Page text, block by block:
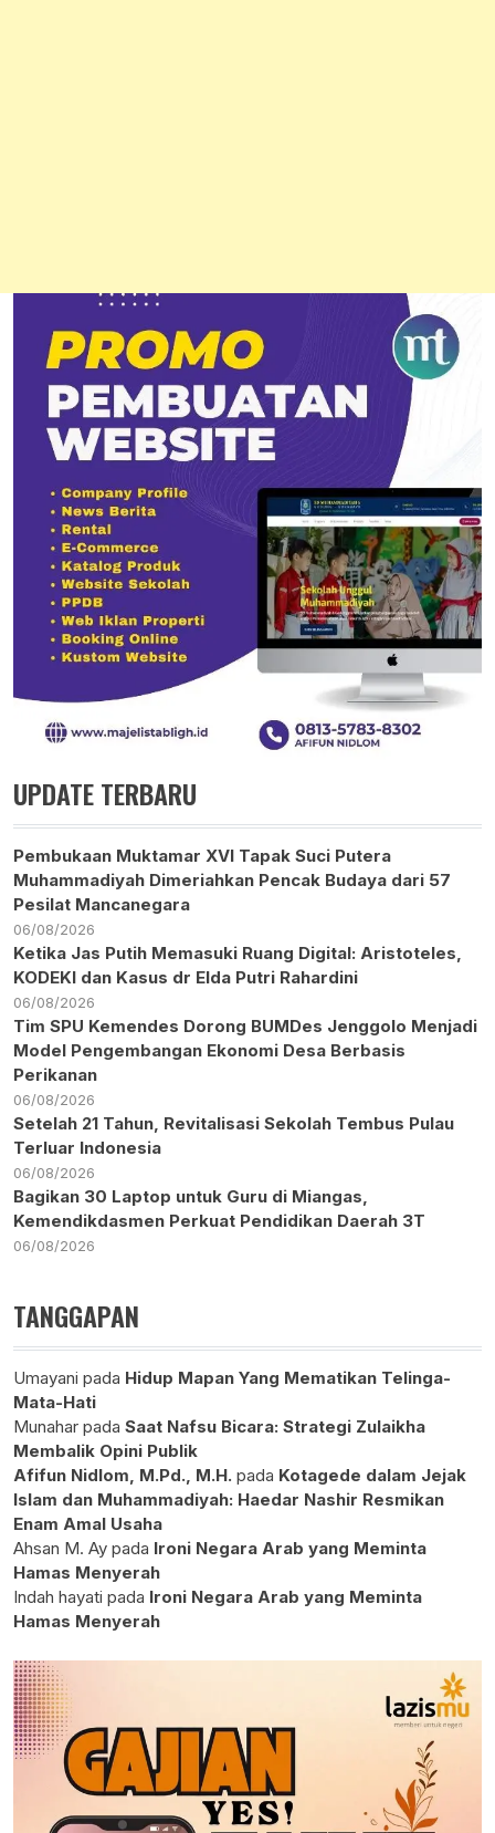
UPDATE TERBARU
Pembukaan Muktamar XVI Tapak Suci Putera
Muhammadiyah Dimeriahkan Pencak Budaya dari 57
Pesilat Mancanegara
06/08/2026
Ketika Jas Putih Memasuki Ruang Digital: Aristoteles,
KODEKI dan Kasus dr Elda Putri Rahardini
06/08/2026
Tim SPU Kemendes Dorong BUMDes Jenggolo Menjadi
Model Pengembangan Ekonomi Desa Berbasis
Perikanan
06/08/2026
Setelah 21 Tahun, Revitalisasi Sekolah Tembus Pulau
Terluar Indonesia
06/08/2026
Bagikan 30 Laptop untuk Guru di Miangas,
Kemendikdasmen Perkuat Pendidikan Daerah 3T
06/08/2026
TANGGAPAN
Umayani pada Hidup Mapan Yang Mematikan Telinga-
Mata-Hati
Munahar pada Saat Nafsu Bicara: Strategi Zulaikha
Membalik Opini Publik
Afifun Nidlom, M.Pd., M.H. pada Kotagede dalam Jejak
Islam dan Muhammadiyah: Haedar Nashir Resmikan
Enam Amal Usaha
Ahsan M. Ay pada Ironi Negara Arab yang Meminta
Hamas Menyerah
Indah hayati pada Ironi Negara Arab yang Meminta
Hamas Menyerah